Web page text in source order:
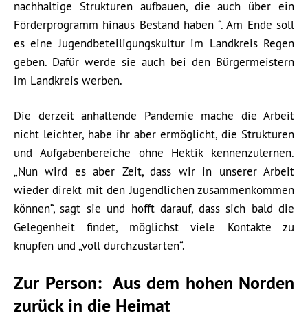
nachhaltige Strukturen aufbauen, die auch über ein
Förderprogramm hinaus Bestand haben “. Am Ende soll
es eine Jugendbeteiligungskultur im Landkreis Regen
geben. Dafür werde sie auch bei den Bürgermeistern
im Landkreis werben.
Die derzeit anhaltende Pandemie mache die Arbeit
nicht leichter, habe ihr aber ermöglicht, die Strukturen
und Aufgabenbereiche ohne Hektik kennenzulernen.
„Nun wird es aber Zeit, dass wir in unserer Arbeit
wieder direkt mit den Jugendlichen zusammenkommen
können“, sagt sie und hofft darauf, dass sich bald die
Gelegenheit findet, möglichst viele Kontakte zu
knüpfen und „voll durchzustarten“.
Zur Person: Aus dem hohen Norden
zurück in die Heimat